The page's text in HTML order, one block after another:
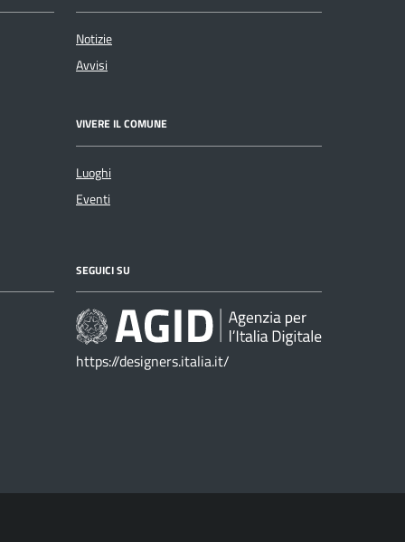
Notizie
Avvisi
VIVERE IL COMUNE
Luoghi
Eventi
SEGUICI SU
https://designers.italia.it/